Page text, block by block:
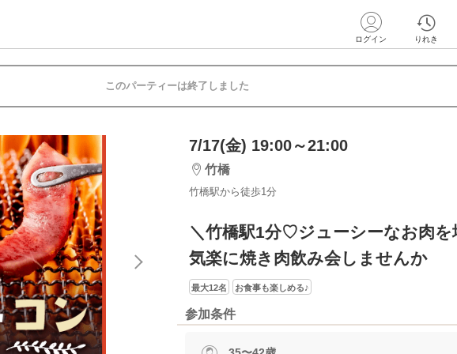
ログイン りれき
このパーティーは終了しました
7/17(金) 19:00～21:00
竹橋
竹橋駅から徒歩1分
＼竹橋駅1分♡ジューシーなお肉を
気楽に焼き肉飲み会しませんか
最大12名 お食事も楽しめる♪
参加条件